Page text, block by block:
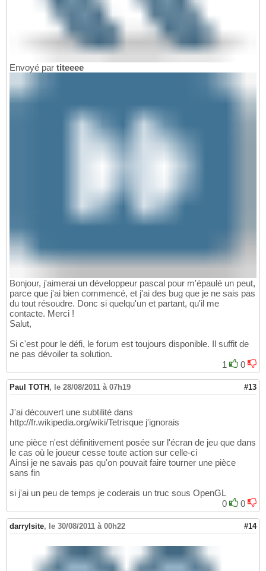
Envoyé par titeeee
Bonjour, j'aimerai un développeur pascal pour m'épaulé un peut,
parce que j'ai bien commencé, et j'ai des bug que je ne sais pas
du tout résoudre. Donc si quelqu'un et partant, qu'il me
contacte. Merci !
Salut,
Si c'est pour le défi, le forum est toujours disponible. Il suffit de
ne pas dévoiler ta solution.
1
0
Paul TOTH , le 28/08/2011 à 07h19 #13
J'ai découvert une subtilité dans
http://fr.wikipedia.org/wiki/Tetrisque j'ignorais
une pièce n'est définitivement posée sur l'écran de jeu que dans
le cas où le joueur cesse toute action sur celle-ci
Ainsi je ne savais pas qu'on pouvait faire tourner une pièce
sans fin
si j'ai un peu de temps je coderais un truc sous OpenGL
0
0
darrylsite, le 30/08/2011 à 00h22 #14